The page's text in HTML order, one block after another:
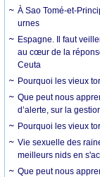
À Sao Tomé-et-
urnes
Espagne. Il faut
au cœur de la
Ceuta
Pourquoi les vieux
Que peut nous
d’alerte, sur la
Pourquoi les vieux
Vie sexuelle des
meilleurs nids en
Que peut nous